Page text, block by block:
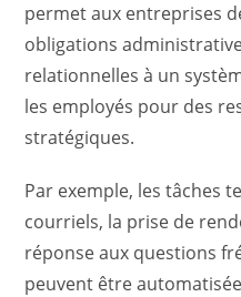
permet aux entreprises
obligations
relationnelles à un
les employés pour des
stratégiques.
Par exemple, les tâches
courriels, la prise de
réponse aux questions
peuvent être